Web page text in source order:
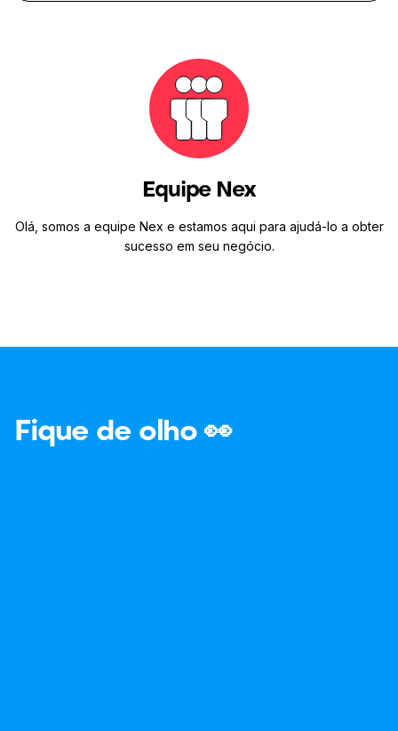
Equipe Nex
Olá, somos a equipe Nex e estamos aqui para ajudá-lo a obter
sucesso em seu negócio.
Fique de olho 👀